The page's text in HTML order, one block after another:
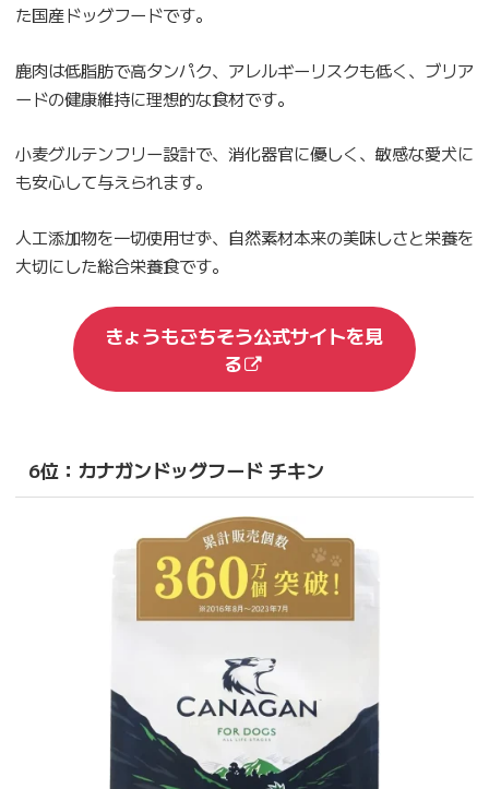
た国産ドッグフードです。
鹿肉は低脂肪で高タンパク、アレルギーリスクも低く、ブリア
ードの健康維持に理想的な食材です。
小麦グルテンフリー設計で、消化器官に優しく、敏感な愛犬に
も安心して与えられます。
人工添加物を一切使用せず、自然素材本来の美味しさと栄養を
大切にした総合栄養食です。
きょうもごちそう公式サイトを見
る
6位：カナガンドッグフード チキン